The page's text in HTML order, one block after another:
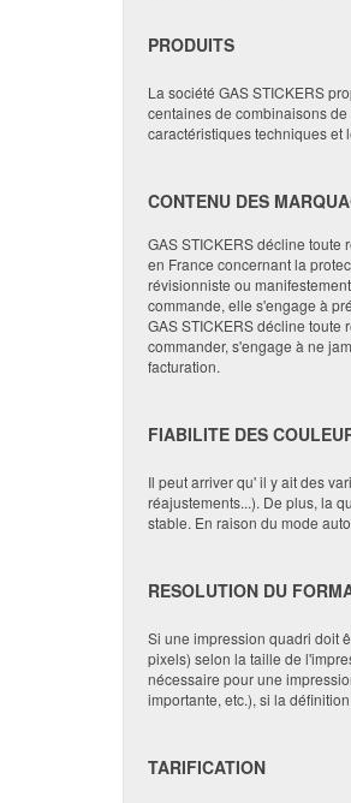
PRODUITS
La société GAS STICKERS
centaines de combinaisons
caractéristiques techniques et
CONTENU DES
GAS STICKERS décline toute
en France concernant la
révisionniste ou
commande, elle s'engage à
GAS STICKERS décline toute
commander, s'engage à ne
facturation.
FIABILITE DES
Il peut arriver qu' il y ait des
réajustements...). De plus, la
stable. En raison du mode
RESOLUTION DU
Si une impression quadri doit
pixels) selon la taille de
nécessaire pour une
importante, etc.), si la
TARIFICATION